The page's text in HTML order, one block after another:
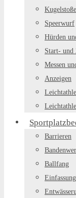
Speerwurf
Hürden
Start- und
Messen
Anzeigen
Barrieren
Ballfang
Einfassung